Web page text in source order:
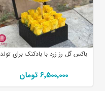
باکس گل رز زرد با بادکنک برای تولد
6٬500٬000 تومان